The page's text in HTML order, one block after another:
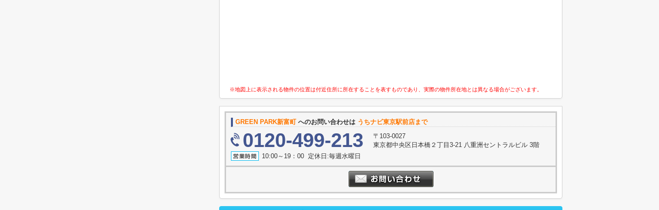
※地図上に表示される物件の位置は付近住所に所在することを表すものであり、実際の物件所在地とは異なる場合がございます。
GREEN PARK新富町へのお問い合わせは うちナビ東京駅前店まで
0120-499-213
〒103-0027
東京都中央区日本橋２丁目3-21 八重洲セントラルビル 3階
10:00～19：00 定休日:毎週水曜日